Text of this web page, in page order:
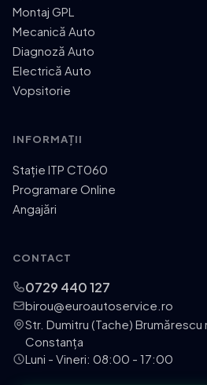
Montaj GPL
Mecanică Auto
Diagnoză Auto
Electrică Auto
Vopsitorie
INFORMAȚII
Stație ITP CT060
Programare Online
Angajări
CONTACT
0729 440 127
birou@euroautoservice.ro
Str. Dumitru (Tache)
Constanța
Luni - Vineri: 08:00 - 17:00